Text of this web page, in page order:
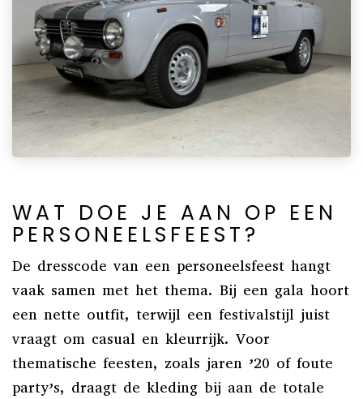
WAT DOE JE AAN OP EEN
PERSONEELSFEEST?
De dresscode van een personeelsfeest hangt
vaak samen met het thema. Bij een gala hoort
een nette outfit, terwijl een festivalstijl juist
vraagt om casual en kleurrijk. Voor
thematische feesten, zoals jaren ’20 of foute
party’s, draagt de kleding bij aan de totale